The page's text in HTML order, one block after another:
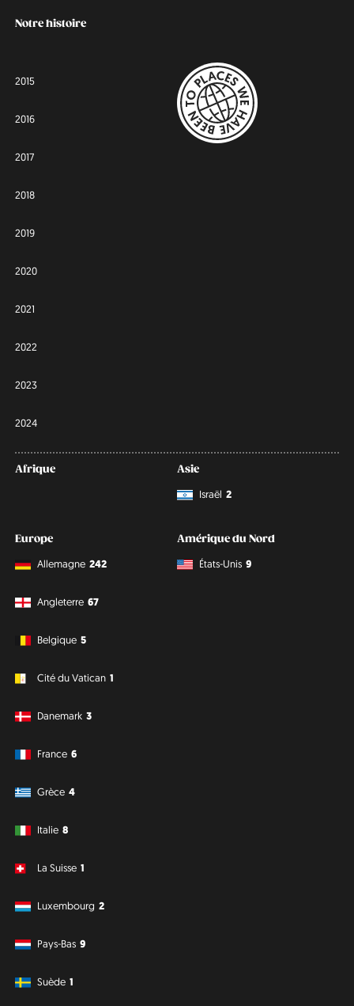
Notre histoire
2015
2016
2017
2018
2019
2020
2021
2022
2023
2024
Afrique
Asie
Israël 2
Europe
Allemagne 242
Angleterre 67
Belgique 5
Cité du Vatican 1
Danemark 3
France 6
Grèce 4
Italie 8
La Suisse 1
Luxembourg 2
Pays-Bas 9
Suède 1
Amérique du Nord
États-Unis 9